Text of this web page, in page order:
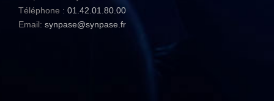
Téléphone : 01.42.01.80.00
Email: synpase@synpase.fr